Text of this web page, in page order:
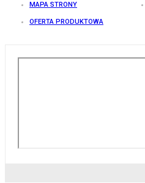
MAPA STRONY
OFERTA PRODUKTOWA